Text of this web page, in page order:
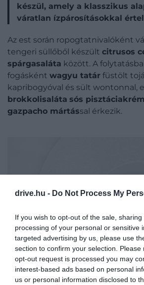
drive.hu - Do Not Process My
If you wish to opt-out of the sale,
processing of your personal or sensitive
targeted advertising by us, please use
section to confirm your selection.
opt-out request is processed you may
interest-based ads based on personal
us or personal information disclosed to
készül, amely a klasszikus
váratlan ízpárosításokkal
Az est során ropogtatnivalóként
tengeri süllőből készült citrusos
spárgasaláta között. A
fogásként wagyu tatár füstölt
kapribogyóval és sült wontonnal,
brokkolisaláta sós pisztáciakrém
gazpacho mártással érkezik.